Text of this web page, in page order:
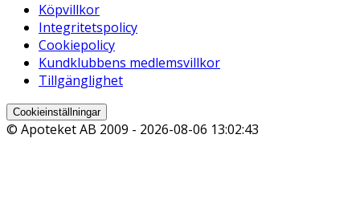
Köpvillkor
Integritetspolicy
Cookiepolicy
Kundklubbens medlemsvillkor
Tillgänglighet
Cookieinställningar
© Apoteket AB 2009 - 2026-08-06 13:02:43